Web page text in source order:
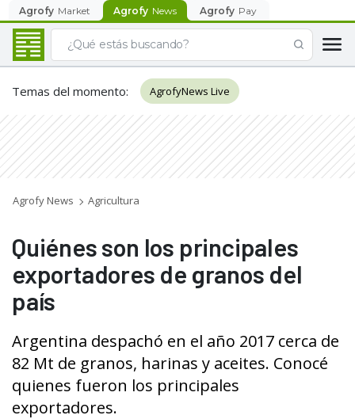
Agrofy Market Agrofy News Agrofy Pay
Temas del momento: AgrofyNews Live
Agrofy News Agricultura
Quiénes son los principales
exportadores de granos del
país
Argentina despachó en el año 2017 cerca de
82 Mt de granos, harinas y aceites. Conocé
quienes fueron los principales
exportadores.